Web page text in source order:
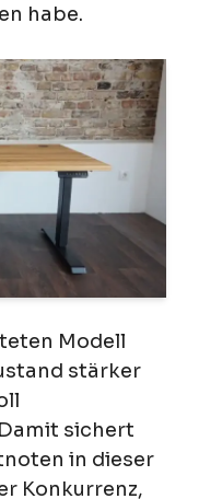
habe.
Modell
stärker
sichert
in dieser
Konkurrenz,